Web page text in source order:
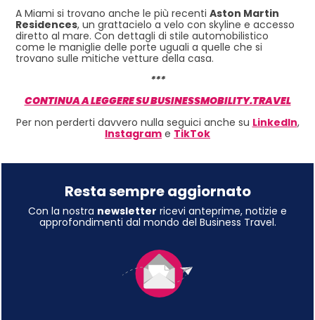
A Miami si trovano anche le più recenti Aston Martin
Residences, un grattacielo a velo con skyline e accesso
diretto al mare. Con dettagli di stile automobilistico
come le maniglie delle porte uguali a quelle che si
trovano sulle mitiche vetture della casa.
***
CONTINUA A LEGGERE SU BUSINESSMOBILITY.TRAVEL
Per non perderti davvero nulla seguici anche su LinkedIn,
Instagram e TikTok
Resta sempre aggiornato
Con la nostra newsletter ricevi anteprime, notizie e
approfondimenti dal mondo del Business Travel.